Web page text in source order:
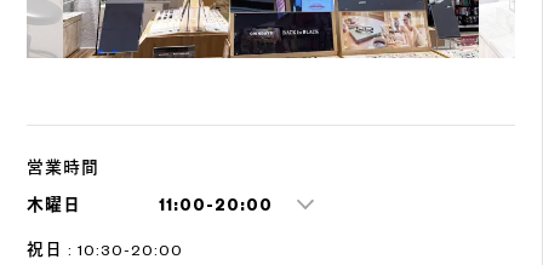
営業時間
木曜日 11:00-20:00
祝日 : 10:30-20:00